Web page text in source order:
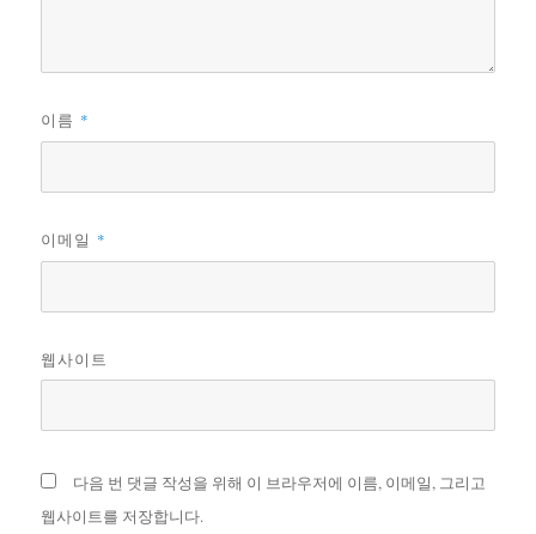
이름 *
이메일 *
웹사이트
다음 번 댓글 작성을 위해 이 브라우저에 이름, 이메일, 그리고
웹사이트를 저장합니다.